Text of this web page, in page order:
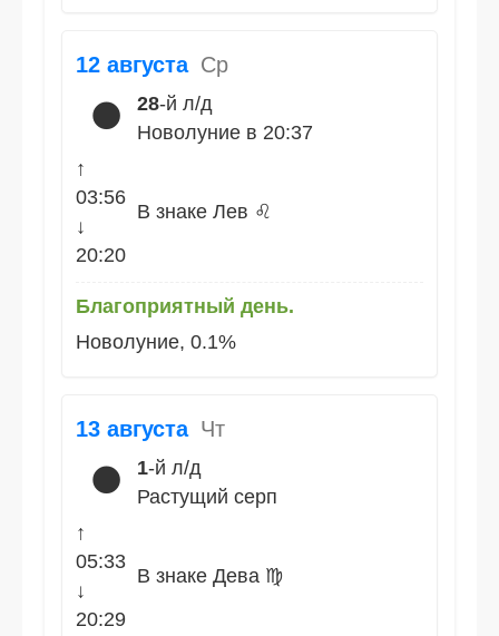
12 августа Ср
🌑 28-й л/д
Новолуние в 20:37
↑
03:56
↓
20:20
В знаке Лев ♌
Благоприятный день.
Новолуние, 0.1%
13 августа Чт
🌑 1-й л/д
Растущий серп
↑
05:33
↓
20:29
В знаке Дева ♍